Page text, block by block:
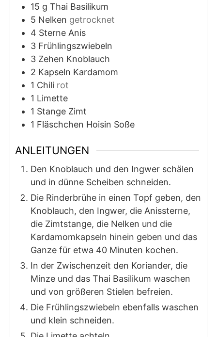
15 g Thai Basilikum
5 Nelken getrocknet
4 Sterne Anis
3 Frühlingszwiebeln
3 Zehen Knoblauch
2 Kapseln Kardamom
1 Chili rot
1 Limette
1 Stange Zimt
1 Fläschchen Hoisin Soße
ANLEITUNGEN
Den Knoblauch und den Ingwer schälen
und in dünne Scheiben schneiden.
Die Rinderbrühe in einen Topf geben, den
Knoblauch, den Ingwer, die Anissterne,
die Zimtstange, die Nelken und die
Kardamomkapseln hinein geben und das
Ganze für etwa 40 Minuten kochen.
In der Zwischenzeit den Koriander, die
Minze und das Thai Basilikum waschen
und von größeren Stielen befreien.
Die Frühlingszwiebeln ebenfalls waschen
und klein schneiden.